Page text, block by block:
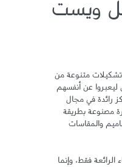
ويست